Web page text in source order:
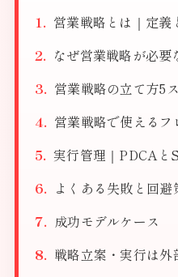
営業戦略とは｜定義
なぜ営業戦略が必要
営業戦略の立て方5
営業戦略で使える
実行管理｜PDCAと
よくある失敗と回避
成功モデルケース
戦略立案・実行は